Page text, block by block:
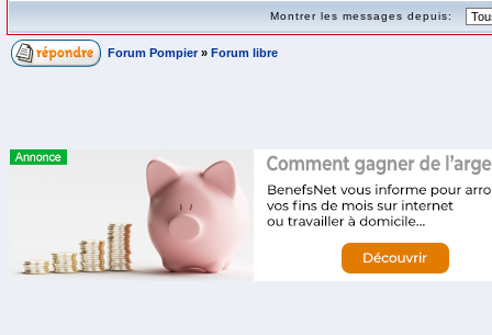
Montrer les messages depuis:
Forum Pompier » Forum libre